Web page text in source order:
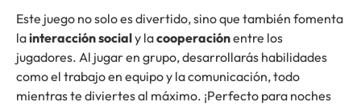
Este juego no solo es divertido, sino que también fomenta
lainteracción socialy lacooperaciónentre los
jugadores. Al jugar en grupo, desarrollarás habilidades
como el trabajo en equipo y la comunicación, todo
mientras te diviertes al máximo. ¡Perfecto para noches